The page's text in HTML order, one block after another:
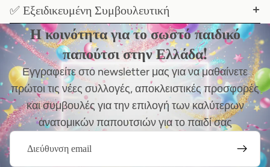
✅ Εξειδικευμένη Συμβουλευτική
Η κοινότητα για το σωστό παιδικό
παπούτσι στην Ελλάδα!
Εγγραφείτε στο newsletter μας για να μαθαίνετε
πρώτοι τις νέες συλλογές, αποκλειστικές προσφορές
και συμβουλές για την επιλογή των καλύτερων
ανατομικών παπουτσιών για το παιδί σας
Email